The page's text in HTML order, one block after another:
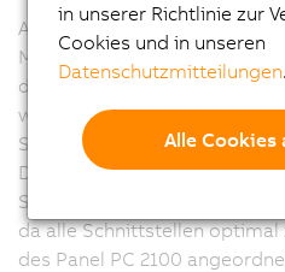
Alle Automation Panels der 2.
Multitouch oder als
dem Panel PC 2100 zum
werden. Da der Panel PC
Smart Display Link,
Die Verkabelung der
Schnittstellen gestaltet sich
da alle Schnittstellen
des Panel PC 2100
in unserer Richtlinie zur
Cookies und in unseren
Datenschutzmitteilungen.
Alle Cookies